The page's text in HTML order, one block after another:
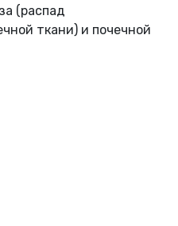
(распад
ткани) и почечной